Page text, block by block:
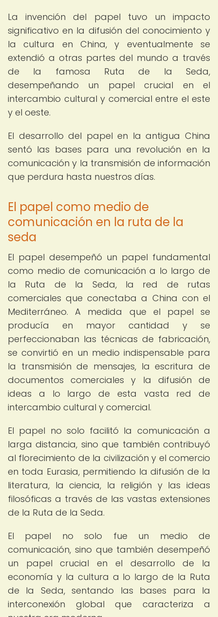
La invención del papel tuvo un impacto
significativo en la difusión del conocimiento y
la cultura en China, y eventualmente se
extendió a otras partes del mundo a través
de la famosa Ruta de la Seda,
desempeñando un papel crucial en el
intercambio cultural y comercial entre el este
y el oeste.
El desarrollo del papel en la antigua China
sentó las bases para una revolución en la
comunicación y la transmisión de información
que perdura hasta nuestros días.
El papel como medio de
comunicación en la ruta de la
seda
El papel desempeñó un papel fundamental
como medio de comunicación a lo largo de
la Ruta de la Seda, la red de rutas
comerciales que conectaba a China con el
Mediterráneo. A medida que el papel se
producía en mayor cantidad y se
perfeccionaban las técnicas de fabricación,
se convirtió en un medio indispensable para
la transmisión de mensajes, la escritura de
documentos comerciales y la difusión de
ideas a lo largo de esta vasta red de
intercambio cultural y comercial.
El papel no solo facilitó la comunicación a
larga distancia, sino que también contribuyó
al florecimiento de la civilización y el comercio
en toda Eurasia, permitiendo la difusión de la
literatura, la ciencia, la religión y las ideas
filosóficas a través de las vastas extensiones
de la Ruta de la Seda.
El papel no solo fue un medio de
comunicación, sino que también desempeñó
un papel crucial en el desarrollo de la
economía y la cultura a lo largo de la Ruta
de la Seda, sentando las bases para la
interconexión global que caracteriza a